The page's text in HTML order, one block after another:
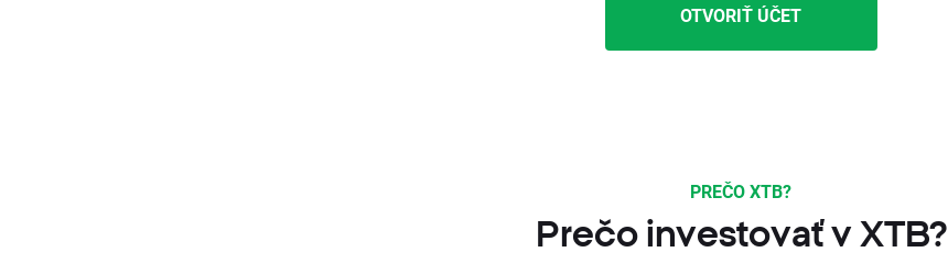
OTVORIŤ ÚČET
PREČO XTB?
Prečo investovať v XTB?